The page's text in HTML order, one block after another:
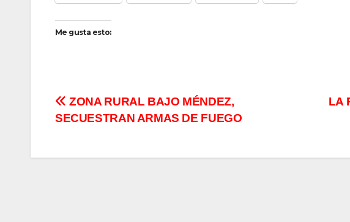
Me gusta esto:
Navegación
entradas
LA
ZONA RURAL BAJO MÉNDEZ,
SECUESTRAN ARMAS DE FUEGO